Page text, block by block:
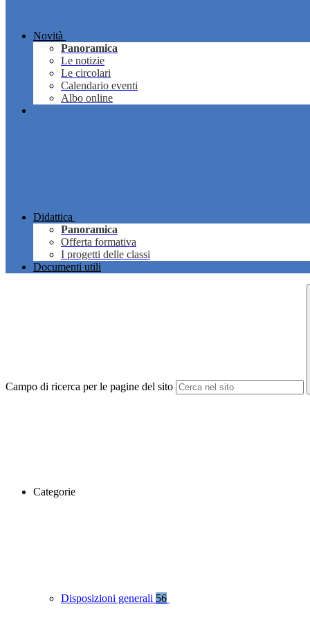
Novità
Panoramica
Le notizie
Le circolari
Calendario eventi
Albo online
Didattica
Panoramica
Offerta formativa
I progetti delle classi
Documenti utili
Campo di ricerca per le pagine del sito
Categorie
Disposizioni generali 56